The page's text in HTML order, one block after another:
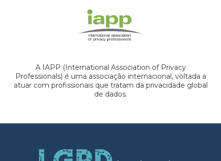
A IAPP (International Association of Privacy
Professionals) é uma associação internacional, voltada a
atuar com profissionais que tratam da privacidade global
de dados.